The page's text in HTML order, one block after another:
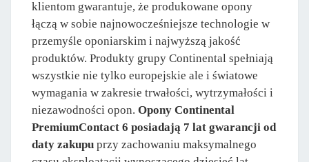
klientom gwarantuje, że produkowane opony
łączą w sobie najnowocześniejsze technologie w
przemyśle oponiarskim i najwyższą jakość
produktów. Produkty grupy Continental spełniają
wszystkie nie tylko europejskie ale i światowe
wymagania w zakresie trwałości, wytrzymałości i
niezawodności opon. Opony Continental
PremiumContact 6 posiadają 7 lat gwarancji od
daty zakupu przy zachowaniu maksymalnego